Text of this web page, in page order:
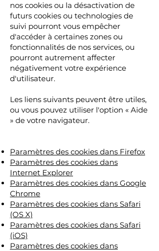
nos cookies ou la désactivation de
futurs cookies ou technologies de
suivi pourront vous empêcher
d'accéder à certaines zones ou
fonctionnalités de nos services, ou
pourront autrement affecter
négativement votre expérience
d'utilisateur.
Les liens suivants peuvent être utiles,
ou vous pouvez utiliser l'option « Aide
» de votre navigateur.
Paramètres des cookies dans Firefox
Paramètres des cookies dans
Internet Explorer
Paramètres des cookies dans Google
Chrome
Paramètres des cookies dans Safari
(OS X)
Paramètres des cookies dans Safari
(iOS)
Paramètres des cookies dans